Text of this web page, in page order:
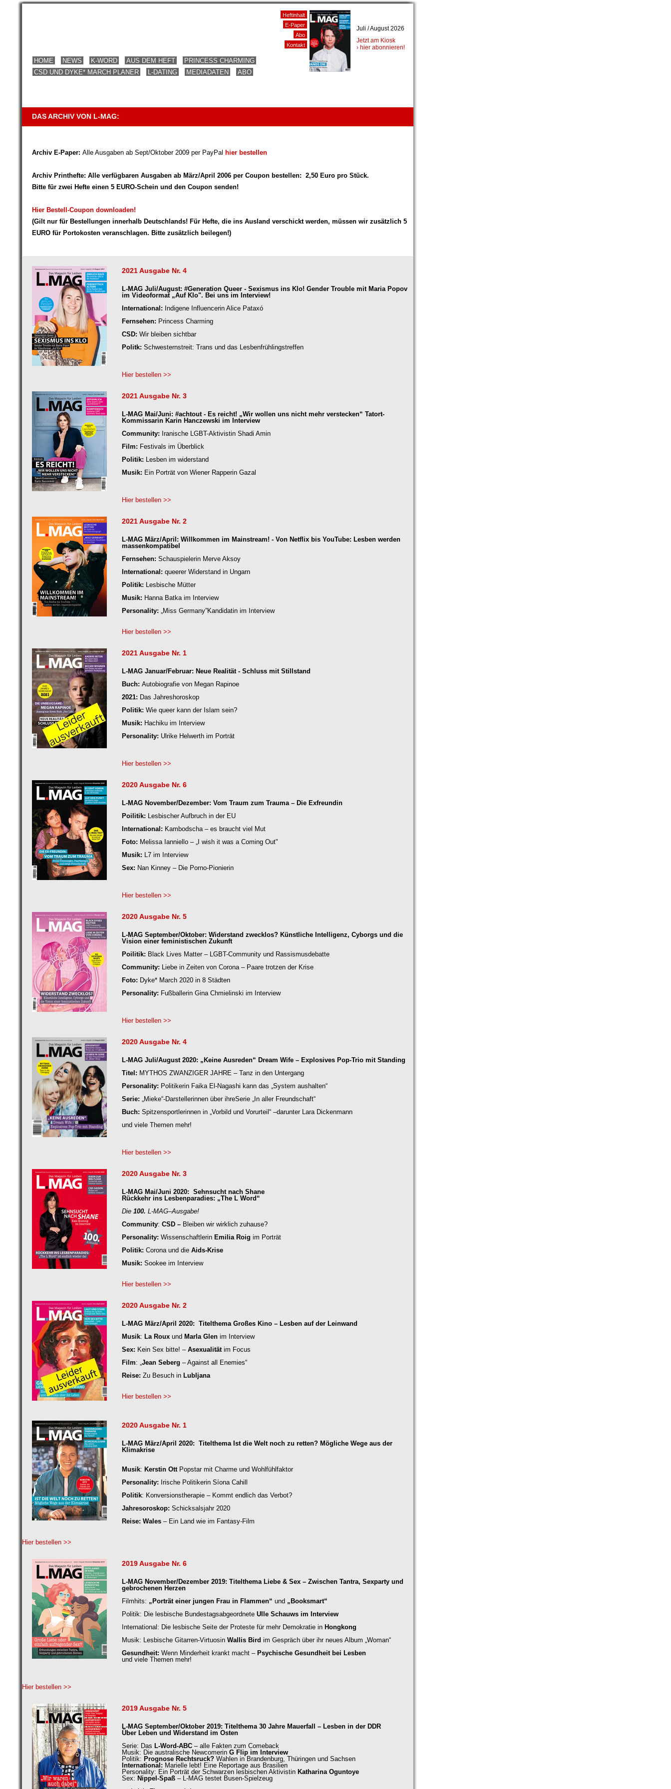
HOME NEWS K-WORD AUS DEM HEFT
PRINCESS CHARMING
CSD UND DYKE* MARCH PLANER
L-DATING MEDIADATEN ABO
DAS ARCHIV VON L-MAG:
Archiv E-Paper: Alle Ausgaben ab Sept/Oktober 2009 per PayPal hier bestellen
Archiv Printhefte: Alle verfügbaren Ausgaben ab März/April 2006 per Coupon bestellen: 2,50 Euro pro Stück.
Bitte für zwei Hefte einen 5 EURO-Schein und den Coupon senden!
Hier Bestell-Coupon downloaden!
(Gilt nur für Bestellungen innerhalb Deutschlands! Für Hefte, die ins Ausland verschickt werden, müssen wir zusätzlich 5
EURO für Portokosten veranschlagen. Bitte zusätzlich beilegen!)
2021 Ausgabe Nr. 4
L-MAG Juli/August: #Generation Queer - Sexismus ins Klo! Gender Trouble mit Maria Popov
im Videoformat „Auf Klo". Bei uns im Interview!
International: Indigene Influencerin Alice Pataxó
Fernsehen: Princess Charming
CSD: Wir bleiben sichtbar
Politk: Schwesternstreit: Trans und das Lesbenfrühlingstreffen
Hier bestellen >>
2021 Ausgabe Nr. 3
L-MAG Mai/Juni: #achtout - Es reicht! „Wir wollen uns nicht mehr verstecken“ Tatort-
Kommissarin Karin Hanczewski im Interview
Community: Iranische LGBT-Aktivistin Shadi Amin
Film: Festivals im Überblick
Politik: Lesben im widerstand
Musik: Ein Porträt von Wiener Rapperin Gazal
Hier bestellen >>
2021 Ausgabe Nr. 2
L-MAG März/April: Willkommen im Mainstream! - Von Netflix bis YouTube: Lesben werden
massenkompatibel
Fernsehen: Schauspielerin Merve Aksoy
International: queerer Widerstand in Ungarn
Politik: Lesbische Mütter
Musik: Hanna Batka im Interview
Personality: „Miss Germany”Kandidatin im Interview
Hier bestellen >>
2021 Ausgabe Nr. 1
L-MAG Januar/Februar: Neue Realität - Schluss mit Stillstand
Buch: Autobiografie von Megan Rapinoe
2021: Das Jahreshoroskop
Politik: Wie queer kann der Islam sein?
Musik: Hachiku im Interview
Personality: Ulrike Helwerth im Porträt
Hier bestellen >>
2020 Ausgabe Nr. 6
L-MAG November/Dezember: Vom Traum zum Trauma – Die Exfreundin
Poilitik: Lesbischer Aufbruch in der EU
International: Kambodscha – es braucht viel Mut
Foto: Melissa Ianniello – „I wish it was a Coming Out"
Musik: L7 im Interview
Sex: Nan Kinney – Die Porno-Pionierin
Hier bestellen >>
2020 Ausgabe Nr. 5
L-MAG September/Oktober: Widerstand zwecklos? Künstliche Intelligenz, Cyborgs und die
Vision einer feministischen Zukunft
Poilitik: Black Lives Matter – LGBT-Community und Rassismusdebatte
Community: Liebe in Zeiten von Corona – Paare trotzen der Krise
Foto: Dyke* March 2020 in 8 Städten
Personality: Fußballerin Gina Chmielinski im Interview
Hier bestellen >>
2020 Ausgabe Nr. 4
L-MAG Juli/August 2020: „Keine Ausreden“ Dream Wife – Explosives Pop-Trio mit Standing
Titel: MYTHOS ZWANZIGER JAHRE – Tanz in den Untergang
Personality: Politikerin Faika El-Nagashi kann das „System aushalten“
Serie: „Mieke“-Darstellerinnen über ihreSerie „In aller Freundschaft“
Buch: Spitzensportlerinnen in „Vorbild und Vorurteil“ –darunter Lara Dickenmann
und viele Themen mehr!
Hier bestellen >>
2020 Ausgabe Nr. 3
L-MAG Mai/Juni 2020: Sehnsucht nach Shane
Rückkehr ins Lesbenparadies: „The L Word“
Die 100. L-MAG–Ausgabe!
Community: CSD – Bleiben wir wirklich zuhause?
Personality: Wissenschaftlerin Emilia Roig im Porträt
Politik: Corona und die Aids-Krise
Musik: Sookee im Interview
Hier bestellen >>
2020 Ausgabe Nr. 2
L-MAG März/April 2020: Titelthema Großes Kino – Lesben auf der Leinwand
Musik: La Roux und Marla Glen im Interview
Sex: Kein Sex bitte! –Asexualitätim Focus
Film: „Jean Seberg – Against all Enemies“
Reise: Zu Besuch in Lubljana
Hier bestellen >>
2020 Ausgabe Nr. 1
L-MAG März/April 2020: Titelthema Ist die Welt noch zu retten? Mögliche Wege aus der
Klimakrise
Musik: Kerstin OttPopstar mit Charme und Wohlfühlfaktor
Personality: Irische Politikerin Síona Cahill
Politik: Konversionstherapie – Kommt endlich das Verbot?
Jahresoroskop: Schicksalsjahr 2020
Reise: Wales – Ein Land wie im Fantasy-Film
Hier bestellen >>
2019 Ausgabe Nr. 6
L-MAG November/Dezember 2019: Titelthema Liebe & Sex – Zwischen Tantra, Sexparty und
gebrochenen Herzen
Filmhits: „Porträt einer jungen Frau in Flammen“ und „Booksmart“
Politik: Die lesbische Bundestagsabgeordnete Ulle Schauws im Interview
International: Die lesbische Seite der Proteste für mehr Demokratie in Hongkong
Musik: Lesbische Gitarren-Virtuosin Wallis Bird im Gespräch über ihr neues Album „Woman“
Gesundheit: Wenn Minderheit krankt macht – Psychische Gesundheit bei Lesben
und viele Themen mehr!
Hier bestellen >>
2019 Ausgabe Nr. 5
L-MAG September/Oktober 2019: Titelthema 30 Jahre Mauerfall – Lesben in der DDR
Über Leben und Widerstand im Osten
Serie: Das L-Word-ABC – alle Fakten zum Comeback
Musik: Die australische Newcomerin G Flip im Interview
Politik: Prognose Rechtsruck? Wahlen in Brandenburg, Thüringen und Sachsen
International: Marielle lebt! Eine Reportage aus Brasilien
Personality: Ein Porträt der Schwarzen lesbischen Aktivistin Katharina Oguntoye
Sex: Nippel-Spaß – L-MAG testet Busen-Spielzeug
Heftinhalt
E-Paper
Abo
Kontakt
Juli / August 2026
Jetzt am Kiosk
› hier abonnieren!